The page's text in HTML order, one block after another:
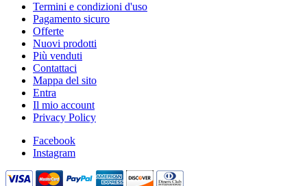
Termini e condizioni d'uso
Pagamento sicuro
Offerte
Nuovi prodotti
Più venduti
Contattaci
Mappa del sito
Entra
Il mio account
Privacy Policy
Facebook
Instagram